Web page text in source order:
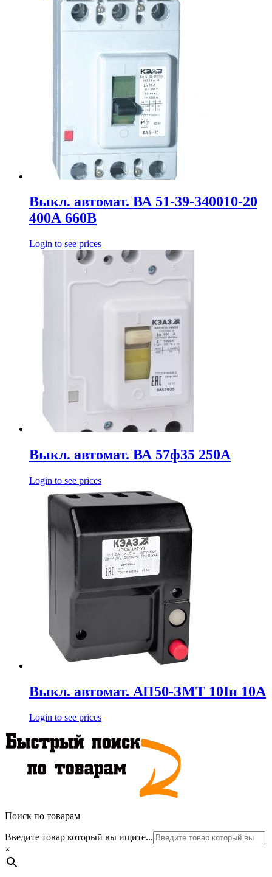
Выкл. автомат. ВА 51-39-340010-20
400А 660В
Login to see prices
Выкл. автомат. ВА 57ф35 250А
Login to see prices
Выкл. автомат. АП50-ЗМТ 10Iн 10А
Login to see prices
Поиск по товарам
Введите товар который вы ищите...
×